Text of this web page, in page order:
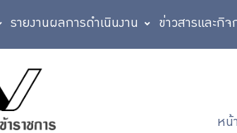
รายงานผลการดำเนินงาน ข่าวสารและกิจ
หน้
องค์กร
คณะ
กรรมการ